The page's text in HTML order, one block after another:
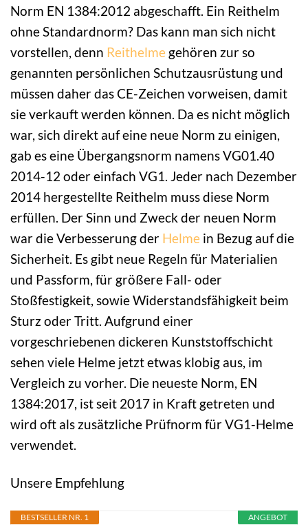
Norm EN 1384:2012 abgeschafft. Ein Reithelm
ohne Standardnorm? Das kann man sich nicht
vorstellen, denn Reithelme gehören zur so
genannten persönlichen Schutzausrüstung und
müssen daher das CE-Zeichen vorweisen, damit
sie verkauft werden können. Da es nicht möglich
war, sich direkt auf eine neue Norm zu einigen,
gab es eine Übergangsnorm namens VG01.40
2014-12 oder einfach VG1. Jeder nach Dezember
2014 hergestellte Reithelm muss diese Norm
erfüllen. Der Sinn und Zweck der neuen Norm
war die Verbesserung der Helme in Bezug auf die
Sicherheit. Es gibt neue Regeln für Materialien
und Passform, für größere Fall- oder
Stoßfestigkeit, sowie Widerstandsfähigkeit beim
Sturz oder Tritt. Aufgrund einer
vorgeschriebenen dickeren Kunststoffschicht
sehen viele Helme jetzt etwas klobig aus, im
Vergleich zu vorher. Die neueste Norm, EN
1384:2017, ist seit 2017 in Kraft getreten und
wird oft als zusätzliche Prüfnorm für VG1-Helme
verwendet.
Unsere Empfehlung
ANGEBOT
BESTSELLER NR. 1